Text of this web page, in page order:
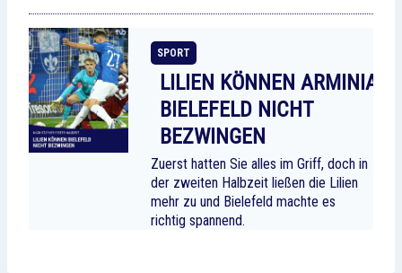
SPORT
LILIEN KÖNNEN ARMINIA
BIELEFELD NICHT
BEZWINGEN
Zuerst hatten Sie alles im Griff, doch in
der zweiten Halbzeit ließen die Lilien
mehr zu und Bielefeld machte es
richtig spannend.